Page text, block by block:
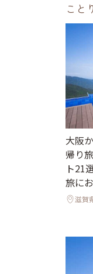
こと
大阪
帰り
ト21
旅に
滋賀